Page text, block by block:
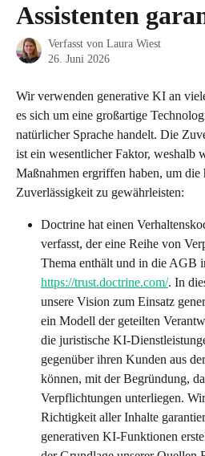
Assistenten
Verfasst von Laura Wiest
26. Juni 2026
Wir verwenden generative KI an
es sich um eine großartige
natürlicher Sprache handelt. Die
ist ein wesentlicher Faktor, weshalb
Maßnahmen ergriffen haben, um die
Zuverlässigkeit zu gewährleisten:
Doctrine hat einen
verfasst, der eine Reihe von
Thema enthält und in die AGB
https://trust.doctrine.com/. In
unsere Vision zum Einsatz
ein Modell der geteilten
die juristische KI-
gegenüber ihren Kunden aus
können, mit der Begründung,
Verpflichtungen unterliegen.
Richtigkeit aller Inhalte
generativen KI-Funktionen